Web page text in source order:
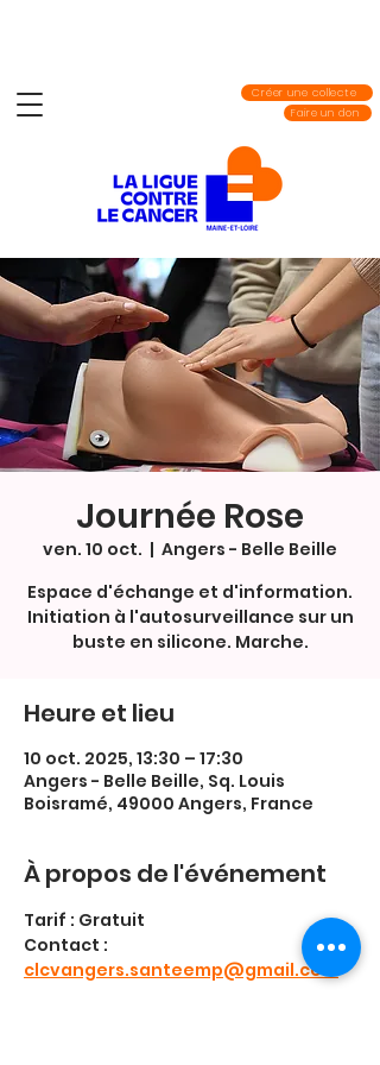
Créer une collecte
Faire un don
Journée Rose
ven. 10 oct.
  |
Angers - Belle Beille
Espace d'échange et d'information.
Initiation à l'autosurveillance sur un
buste en silicone. Marche.
Heure et lieu
10 oct. 2025, 13:30 – 17:30
Angers - Belle Beille, Sq. Louis
Boisramé, 49000 Angers, France
À propos de l'événement
Tarif : Gratuit
Contact :
clcvangers.santeemp@gmail.com